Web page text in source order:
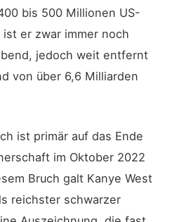
bis 500 Millionen US-
er zwar immer noch
jedoch weit entfernt
von über 6,6 Milliarden
ist primär auf das Ende
im Oktober 2022
Bruch galt Kanye West
reichster schwarzer